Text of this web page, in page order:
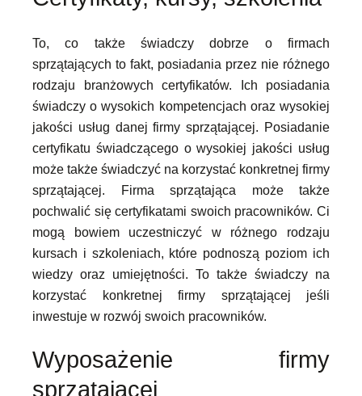
To, co także świadczy dobrze o firmach
sprzątających to fakt, posiadania przez nie różnego
rodzaju branżowych certyfikatów. Ich posiadania
świadczy o wysokich kompetencjach oraz wysokiej
jakości usług danej firmy sprzątającej. Posiadanie
certyfikatu świadczącego o wysokiej jakości usług
może także świadczyć na korzystać konkretnej firmy
sprzątającej. Firma sprzątająca może także
pochwalić się certyfikatami swoich pracowników. Ci
mogą bowiem uczestniczyć w różnego rodzaju
kursach i szkoleniach, które podnoszą poziom ich
wiedzy oraz umiejętności. To także świadczy na
korzystać konkretnej firmy sprzątającej jeśli
inwestuje w rozwój swoich pracowników.
Wyposażenie firmy
sprzątającej